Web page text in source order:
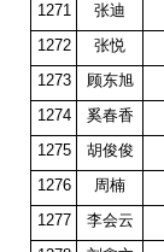
1271 张迪
1272
张悦
1273
顾东旭
1274
奚春香
1275
胡俊俊
1276
周楠
1277
李会云